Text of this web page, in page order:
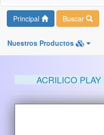
Principal Buscar
Nuestros Productos
ACRILICO